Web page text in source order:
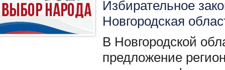
Избирательное
Новгородская
В Новгородской
предложение